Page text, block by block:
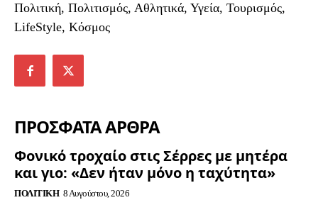
Πολιτική, Πολιτισμός, Αθλητικά, Υγεία, Τουρισμός,
LifeStyle, Κόσμος
ΠΡΟΣΦΑΤΑ ΑΡΘΡΑ
Φονικό τροχαίο στις Σέρρες με μητέρα
και γιο: «Δεν ήταν μόνο η ταχύτητα»
ΠΟΛΙΤΙΚΉ 8 Αυγούστου, 2026